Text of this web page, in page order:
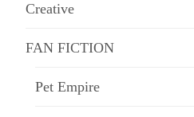
Creative
FAN FICTION
Pet Empire